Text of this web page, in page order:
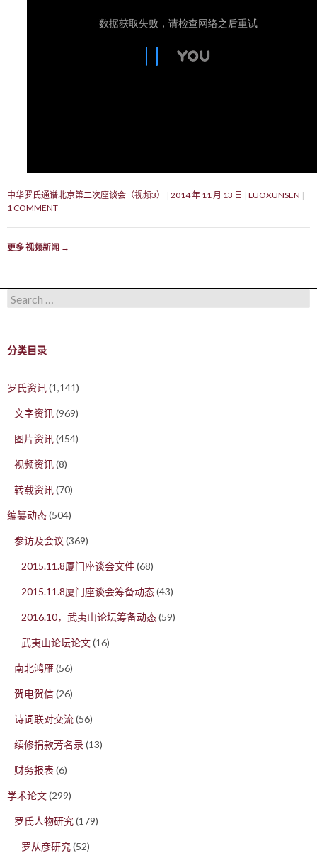
中华罗氏通谱北京第二次座谈会（视频3） 2014 年 11 月 13 日
LUOXUNSEN
1 COMMENT
更多 视频新闻 →
Search for:
分类目录
罗氏资讯(1,141)
文字资讯(969)
图片资讯(454)
视频资讯(8)
转载资讯(70)
编纂动态(504)
参访及会议 (369)
2015.11.8厦门座谈会文件(68)
2015.11.8厦门座谈会筹备动态(43)
2016.10，武夷山论坛筹备动态(59)
武夷山论坛论文(16)
南北鸿雁(56)
贺电贺信(26)
诗词联对交流(56)
续修捐款芳名录(13)
财务报表 (6)
学术论文(299)
罗氏人物研究(179)
罗从彦研究(52)